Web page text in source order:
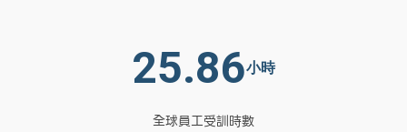
25.86小時
全球員工受訓時數